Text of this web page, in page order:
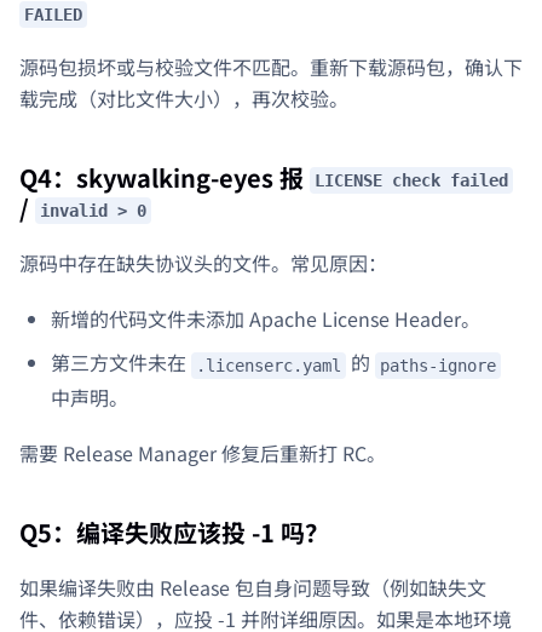
FAILED
源码包损坏或与校验文件不匹配。重新下载源码包，确认下
载完成（对比文件大小），再次校验。
Q4：skywalking-eyes 报 LICENSE check failed
/ invalid > 0
源码中存在缺失协议头的文件。常见原因：
新增的代码文件未添加 Apache License Header。
第三方文件未在
.licenserc.yaml 的 paths-ignore
中声明。
需要 Release Manager 修复后重新打 RC。
Q5：编译失败应该投 -1 吗？
如果编译失败由 Release 包自身问题导致（例如缺失文
件、依赖错误），应投 -1 并附详细原因。如果是本地环境